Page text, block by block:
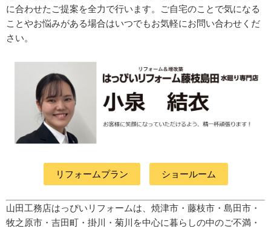
に合わせたご提案を全力で行います。ご自宅のことで気になる
ことやお悩みがある場合はいつでもお気軽にお問い合わせくだ
さい。
リフォームプラン ショールーム
山田工務店はっぴいリフォームは、焼津市・藤枝市・島田市・
牧之原市・吉田町 ・掛川・菊川 を中心に暮らしの中のご不満・